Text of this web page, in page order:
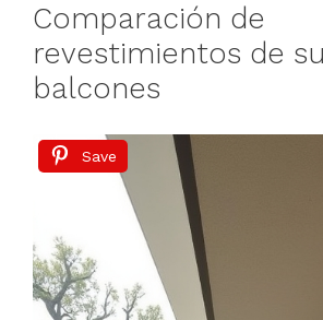
Comparación de
revestimientos de
balcones
Save